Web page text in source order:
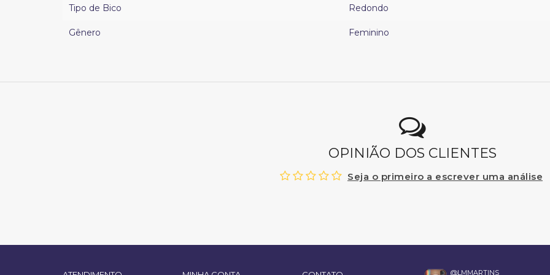
Tipo de Bico Redondo
Gênero Feminino
OPINIÃO DOS CLIENTES
Seja o primeiro a escrever uma análise
@LMMARTINS_